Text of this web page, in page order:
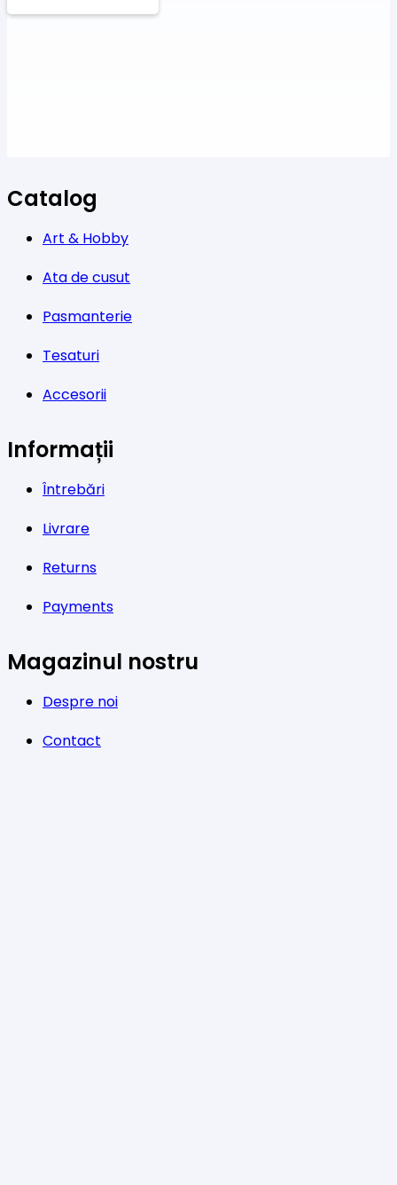
Catalog
Art & Hobby
Ata de cusut
Pasmanterie
Tesaturi
Accesorii
Informații
Întrebări
Livrare
Returns
Payments
Magazinul nostru
Despre noi
Contact